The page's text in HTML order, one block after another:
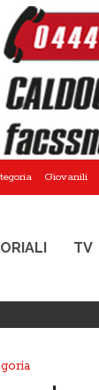
Giovanili
TV